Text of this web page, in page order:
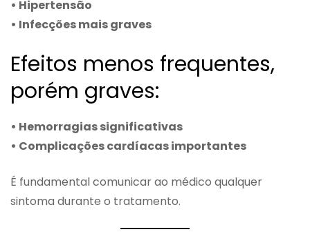
• Hipertensão
• Infecções mais graves
Efeitos menos frequentes,
porém graves:
• Hemorragias significativas
• Complicações cardíacas importantes
É fundamental comunicar ao médico qualquer
sintoma durante o tratamento.